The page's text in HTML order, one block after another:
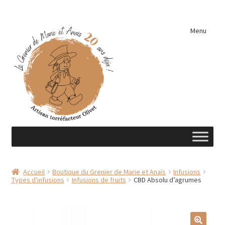
navigation
contenu
Menu
A découvrir …
Accueil Boutique du Grenier de Marie et Anaïs
Infusions
Types d'infusions
Infusions de fruits CBD Absolu d’agrumes